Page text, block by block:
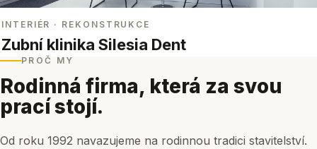
INTERIÉR · REKONSTRUKCE
Zubní klinika Silesia Dent
PROČ MY
Rodinná firma, která za svou
prací stojí.
Od roku 1992 navazujeme na rodinnou tradici stavitelství.